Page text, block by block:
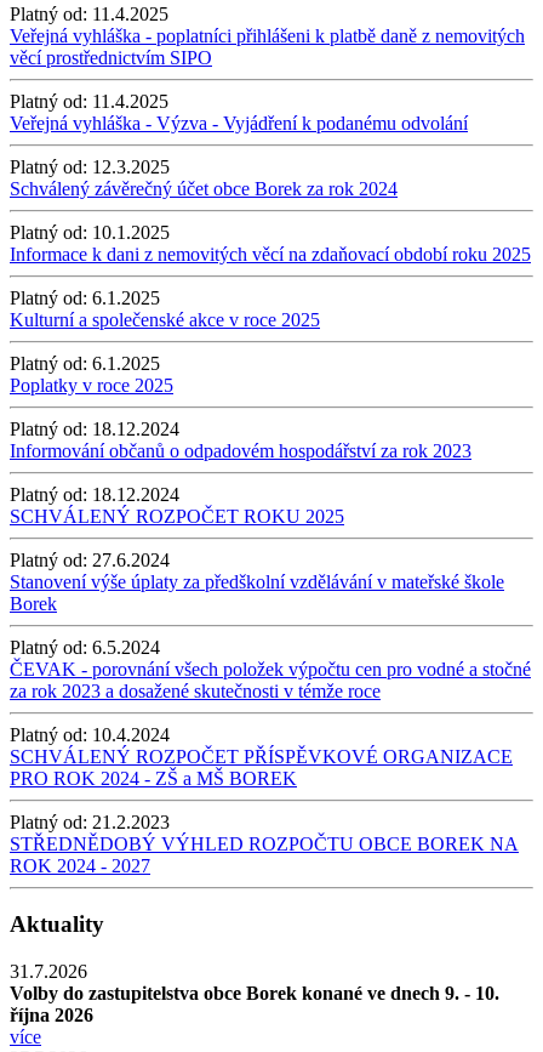
Platný od: 11.4.2025
Veřejná vyhláška - poplatníci přihlášeni k platbě daně z nemovitých
věcí prostřednictvím SIPO
Platný od: 11.4.2025
Veřejná vyhláška - Výzva - Vyjádření k podanému odvolání
Platný od: 12.3.2025
Schválený závěrečný účet obce Borek za rok 2024
Platný od: 10.1.2025
Informace k dani z nemovitých věcí na zdaňovací období roku 2025
Platný od: 6.1.2025
Kulturní a společenské akce v roce 2025
Platný od: 6.1.2025
Poplatky v roce 2025
Platný od: 18.12.2024
Informování občanů o odpadovém hospodářství za rok 2023
Platný od: 18.12.2024
SCHVÁLENÝ ROZPOČET ROKU 2025
Platný od: 27.6.2024
Stanovení výše úplaty za předškolní vzdělávání v mateřské škole
Borek
Platný od: 6.5.2024
ČEVAK - porovnání všech položek výpočtu cen pro vodné a stočné
za rok 2023 a dosažené skutečnosti v témže roce
Platný od: 10.4.2024
SCHVÁLENÝ ROZPOČET PŘÍSPĚVKOVÉ ORGANIZACE
PRO ROK 2024 - ZŠ a MŠ BOREK
Platný od: 21.2.2023
STŘEDNĚDOBÝ VÝHLED ROZPOČTU OBCE BOREK NA
ROK 2024 - 2027
Aktuality
31.7.2026
Volby do zastupitelstva obce Borek konané ve dnech 9. - 10.
října 2026
více